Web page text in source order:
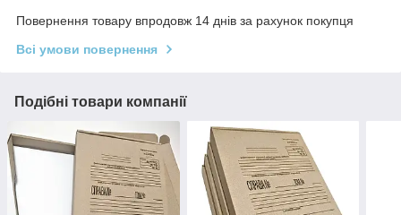
Повернення товару впродовж 14 днів за рахунок покупця
Всі умови повернення
Подібні товари компанії